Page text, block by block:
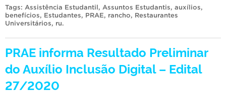
Tags: Assistência Estudantil, Assuntos Estudantis, auxílios,
benefícios, Estudantes, PRAE, rancho, Restaurantes
Universitários, ru.
PRAE informa Resultado Preliminar
do Auxílio Inclusão Digital – Edital
27/2020